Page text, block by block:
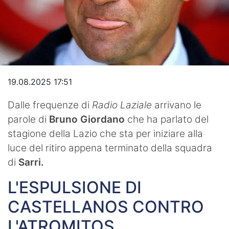
Video
19.08.2025 17:51
Dalle frequenze di Radio Laziale arrivano le
parole di Bruno Giordano che ha parlato del
stagione della Lazio che sta per iniziare alla
luce del ritiro appena terminato della squadra
di Sarri.
L'ESPULSIONE DI
CASTELLANOS CONTRO